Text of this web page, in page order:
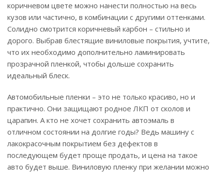
коричневом цвете можно нанести полностью на весь
кузов или частично, в комбинации с другими оттенками.
Солидно смотрится коричневый карбон – стильно и
дорого. Выбрав блестящие виниловые покрытия, учтите,
что их необходимо дополнительно ламинировать
прозрачной пленкой, чтобы дольше сохранить
идеальный блеск.
Автомобильные пленки – это не только красиво, но и
практично. Они защищают родное ЛКП от сколов и
царапин. А кто не хочет сохранить автоэмаль в
отличном состоянии на долгие годы? Ведь машину с
лакокрасочным покрытием без дефектов в
последующем будет проще продать, и цена на такое
авто будет выше. Виниловую пленку при желании можно